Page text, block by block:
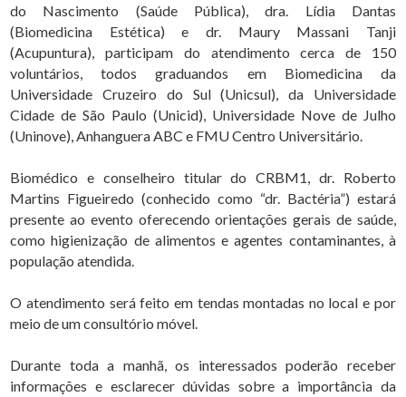
do Nascimento (Saúde Pública), dra. Lídia Dantas
(Biomedicina Estética) e dr. Maury Massani Tanji
(Acupuntura), participam do atendimento cerca de 150
voluntários, todos graduandos em Biomedicina da
Universidade Cruzeiro do Sul (Unicsul), da Universidade
Cidade de São Paulo (Unicid), Universidade Nove de Julho
(Uninove), Anhanguera ABC e FMU Centro Universitário.
Biomédico e conselheiro titular do CRBM1, dr. Roberto
Martins Figueiredo (conhecido como “dr. Bactéria”) estará
presente ao evento oferecendo orientações gerais de saúde,
como higienização de alimentos e agentes contaminantes, à
população atendida.
O atendimento será feito em tendas montadas no local e por
meio de um consultório móvel.
Durante toda a manhã, os interessados poderão receber
informações e esclarecer dúvidas sobre a importância da